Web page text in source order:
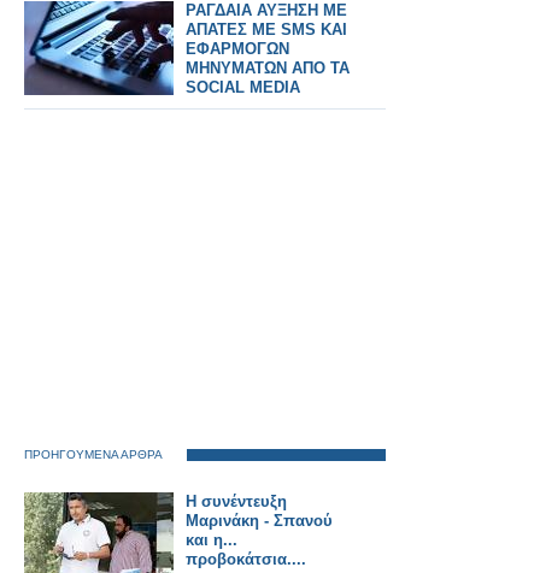
ΡΑΓΔΑΙΑ ΑΥΞΗΣΗ ΜΕ
ΑΠΑΤΕΣ ΜΕ SMS ΚΑΙ
ΕΦΑΡΜΟΓΩΝ
ΜΗΝΥΜΑΤΩΝ ΑΠΟ ΤΑ
SOCIAL MEDIA
ΠΡΟΗΓΟΥΜΕΝΑ ΑΡΘΡΑ
Η συνέντευξη
Μαρινάκη - Σπανού
και η...
προβοκάτσια....